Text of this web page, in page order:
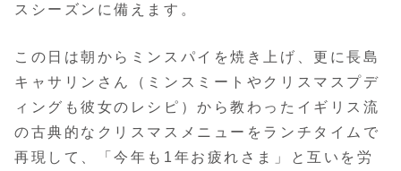
スシーズンに備えます。
この日は朝からミンスパイを焼き上げ、更に長島
キャサリンさん（ミンスミートやクリスマスプデ
ィングも彼女のレシピ）から教わったイギリス流
の古典的なクリスマスメニューをランチタイムで
再現して、「今年も1年お疲れさま」と互いを労